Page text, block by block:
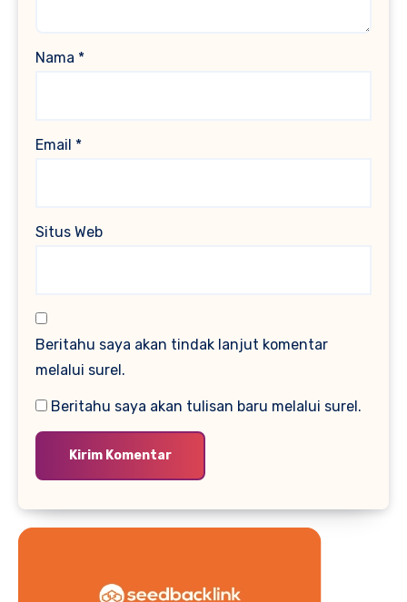
Nama *
Email *
Situs Web
Beritahu saya akan tindak lanjut komentar
melalui surel.
Beritahu saya akan tulisan baru melalui surel.